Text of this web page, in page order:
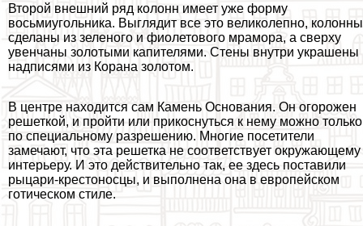
Второй внешний ряд колонн имеет уже форму
восьмиугольника. Выглядит все это великолепно, колонны
сделаны из зеленого и фиолетового мрамора, а сверху
увенчаны золотыми капителями. Стены внутри украшены
надписями из Корана золотом.
В центре находится сам Камень Основания. Он огорожен
решеткой, и пройти или прикоснуться к нему можно только
по специальному разрешению. Многие посетители
замечают, что эта решетка не соответствует окружающему
интерьеру. И это действительно так, ее здесь поставили
рыцари-крестоносцы, и выполнена она в европейском
готическом стиле.